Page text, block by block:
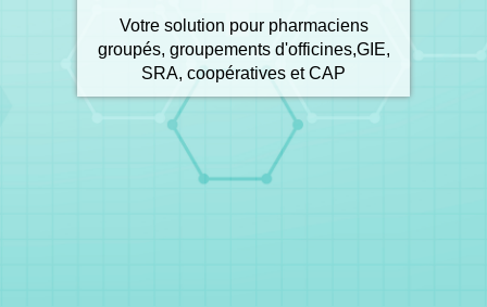
Votre solution pour pharmaciens
groupés, groupements d'officines,GIE,
SRA, coopératives et CAP